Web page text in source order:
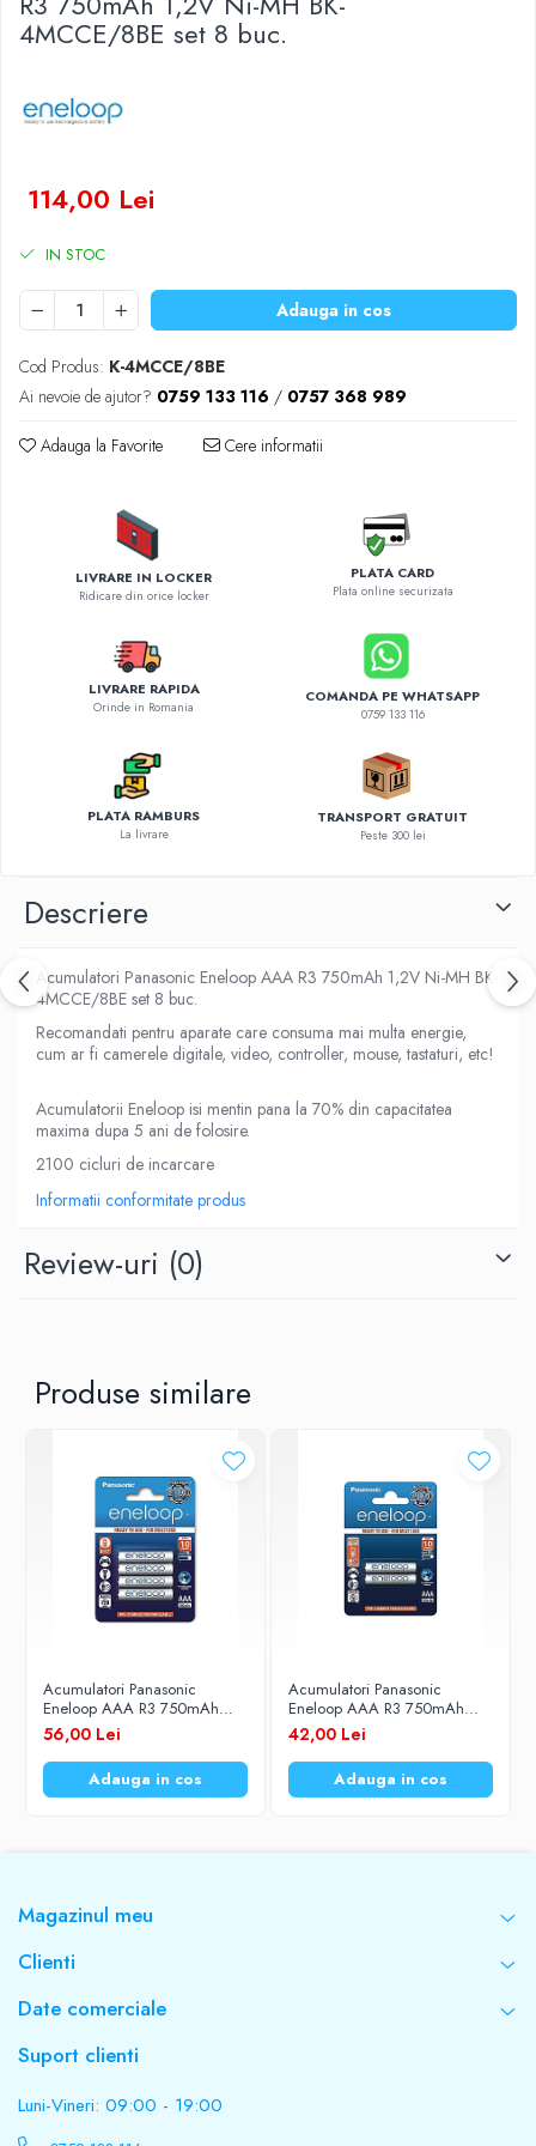
Becuri LED
Lanterne
Lampi
Electrice
Prelungitoare
Stabilizatoare tensiune
Ventilatoare
Diverse gadgeturi
Cablu coaxial
Accesorii auto
Roboti pornire
Diverse accesorii auto
Carcase protectie NOCO BOOST
Invertoare Auto
Incarcator masina electrica
Aparate de spalat cu presiune
Compresoare
Baterii Zinc-Aer
4MCCE/8BE set 8 buc.
114,00 Lei
IN STOC
Adauga in cos
Cod Produs: K-4MCCE/8BE
Ai nevoie de ajutor? 0759 133 116 / 0757 368 989
Adauga la Favorite Cere informatii
LIVRARE IN LOCKER
Ridicare din orice locker
PLATA CARD
Plata online securizata
LIVRARE RAPIDA
Orinde in Romania
COMANDA PE WHATSAPP
0759 133 116
PLATA RAMBURS
La livrare
TRANSPORT GRATUIT
Peste 300 lei
Descriere
Acumulatori Panasonic Eneloop AAA R3 750mAh 1,2V Ni-MH BK-
4MCCE/8BE set 8 buc.
Recomandati pentru aparate care consuma mai multa energie,
cum ar fi camerele digitale, video, controller, mouse, tastaturi, etc!
Acumulatorii Eneloop isi mentin pana la 70% din capacitatea
maxima dupa 5 ani de folosire.
2100 cicluri de incarcare
Informatii conformitate produs
Review-uri (0)
Produse similare
Acumulatori Panasonic
Eneloop AAA R3 750mAh
1,2V Ni-MH BK-4MCCE/4BE
set 4 buc.
56,00 Lei
Adauga in cos
Acumulatori Panasonic
Eneloop AAA R3 750mAh
1,2V Ni-MH BK-4MCCE/2BE
set 2 buc.
42,00 Lei
Adauga in cos
Magazinul meu
Clienti
Date comerciale
Suport clienti
Luni-Vineri: 09:00 - 19:00